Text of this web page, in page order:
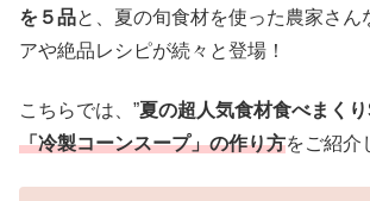
を５品と、夏の旬食材を使った農家さん
アや絶品レシピが続々と登場！
こちらでは、”夏の超人気食材食べまく
「冷製コーンスープ」の作り方をご紹介